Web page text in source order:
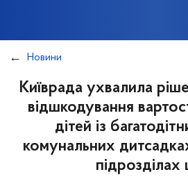
Новини
Київрада ухвалила
відшкодування
дітей із
комунальних
підрозділах